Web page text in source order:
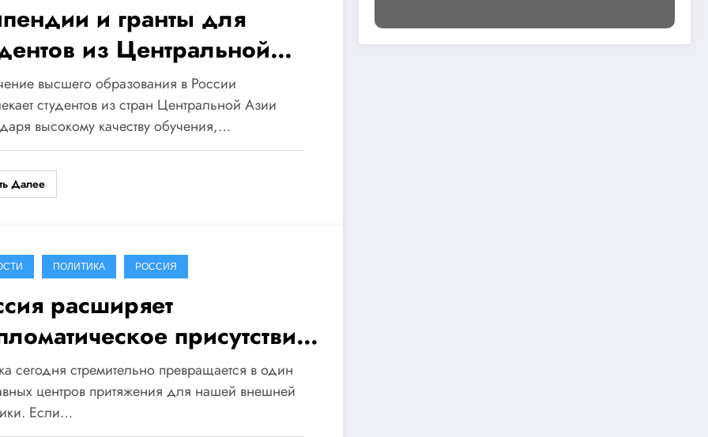
и гранты для
из Центральной
в России в 2026 году:
руководство
высшего образования в России
студентов из стран Центральной Азии
высокому качеству обучения,…
Далее
ПОЛИТИКА РОССИЯ
расширяет
присутствие
сегодня стремительно превращается в один
центров притяжения для нашей внешней
Если…